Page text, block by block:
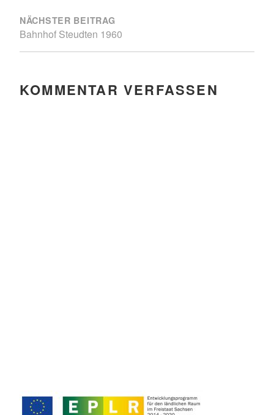
NÄCHSTER BEITRAG
Bahnhof Steudten 1960
KOMMENTAR VERFASSEN